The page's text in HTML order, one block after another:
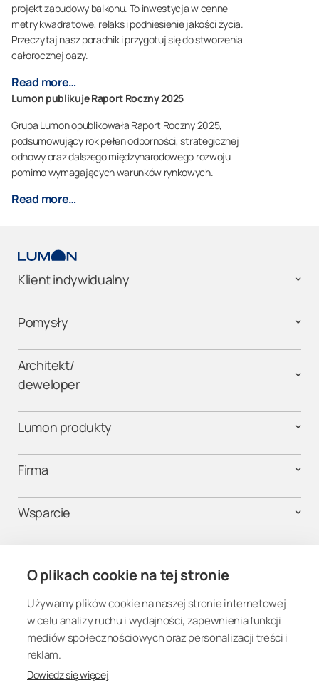
O plikach cookie na tej stronie
Używamy plików cookie na naszej stronie internetowej
w celu analizy ruchu i wydajności, zapewnienia funkcji
mediów społecznościowych oraz personalizacji treści i
reklam.
Dowiedz się więcej
projekt zabudowy balkonu. To inwestycja w cenne
metry kwadratowe, relaks i podniesienie jakości życia.
Przeczytaj nasz poradnik i przygotuj się do stworzenia
całorocznej oazy.
Read more…
Lumon publikuje Raport Roczny 2025
Grupa Lumon opublikowała Raport Roczny 2025,
podsumowujący rok pełen odporności, strategicznej
odnowy oraz dalszego międzynarodowego rozwoju
pomimo wymagających warunków rynkowych.
Read more…
Klient indywidualny
Pomysły
Architekt/
deweloper
Lumon produkty
Firma
Wsparcie
Połącz się